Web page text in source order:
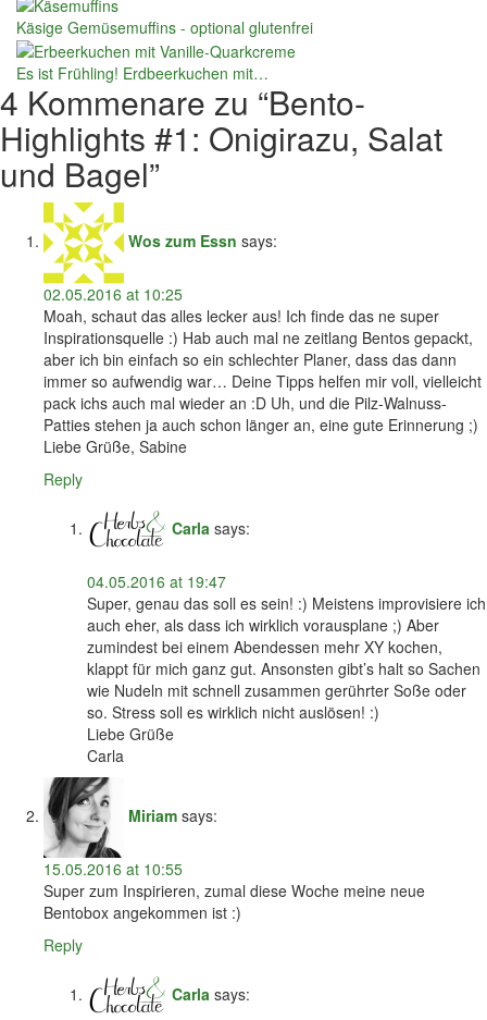
Käsige Gemüsemuffins - optional glutenfrei
Es ist Frühling! Erdbeerkuchen mit…
4 Kommenare zu “Bento-
Highlights #1: Onigirazu, Salat
und Bagel”
Wos zum Essn says:
02.05.2016 at 10:25
Moah, schaut das alles lecker aus! Ich finde das ne super
Inspirationsquelle :) Hab auch mal ne zeitlang Bentos gepackt,
aber ich bin einfach so ein schlechter Planer, dass das dann
immer so aufwendig war… Deine Tipps helfen mir voll, vielleicht
pack ichs auch mal wieder an :D Uh, und die Pilz-Walnuss-
Patties stehen ja auch schon länger an, eine gute Erinnerung ;)
Liebe Grüße, Sabine
Reply
Carla says:
04.05.2016 at 19:47
Super, genau das soll es sein! :) Meistens improvisiere ich
auch eher, als dass ich wirklich vorausplane ;) Aber
zumindest bei einem Abendessen mehr XY kochen,
klappt für mich ganz gut. Ansonsten gibt’s halt so Sachen
wie Nudeln mit schnell zusammen gerührter Soße oder
so. Stress soll es wirklich nicht auslösen! :)
Liebe Grüße
Carla
Miriam says:
15.05.2016 at 10:55
Super zum Inspirieren, zumal diese Woche meine neue
Bentobox angekommen ist :)
Reply
Carla says: